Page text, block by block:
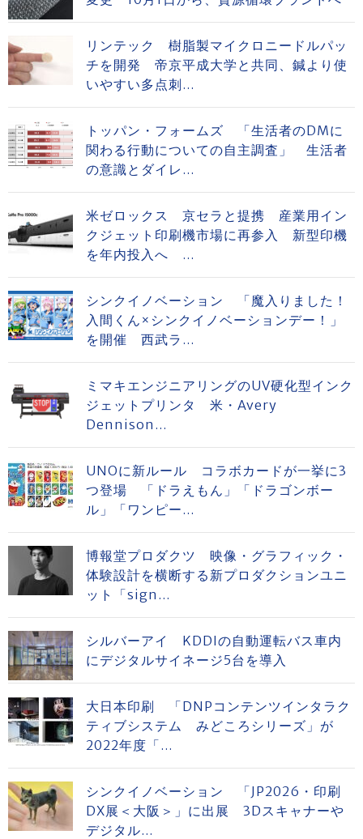
リンテック 樹脂製マイクロニードルパッ
チを開発 帝京平成大学と共同、鍼より使
いやすい多点刺...
トッパン・フォームズ 「生活者のDMに
関わる行動についての自主調査」 生活者
の意識とダイレ...
米ゼロックス 京セラと提携 産業用イン
クジェット印刷機市場に再参入 新型印機
を年内投入へ ...
シンクイノベーション 「魔入りました！
入間くん×シンクイノベーションデー！」
を開催 西武ラ...
ミマキエンジニアリングのUV硬化型インク
ジェットプリンタ 米・Avery
Dennison...
UNOに新ルール コラボカードが一挙に3
つ登場 「ドラえもん」「ドラゴンボー
ル」「ワンピー...
博報堂プロダクツ 映像・グラフィック・
体験設計を横断する新プロダクションユニ
ット「sign...
シルバーアイ KDDIの自動運転バス車内
にデジタルサイネージ5台を導入
大日本印刷 「DNPコンテンツインタラク
ティブシステム みどころシリーズ」が
2022年度「...
シンクイノベーション 「JP2026・印刷
DX展＜大阪＞」に出展 3Dスキャナーや
デジタル...